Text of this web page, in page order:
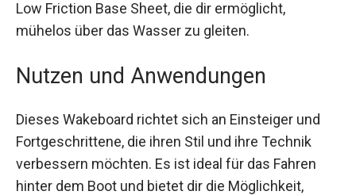
Low Friction Base Sheet, die dir ermöglicht,
mühelos über das Wasser zu gleiten.
Nutzen und Anwendungen
Dieses Wakeboard richtet sich an Einsteiger und
Fortgeschrittene, die ihren Stil und ihre Technik
verbessern möchten. Es ist ideal für das Fahren
hinter dem Boot und bietet dir die Möglichkeit,